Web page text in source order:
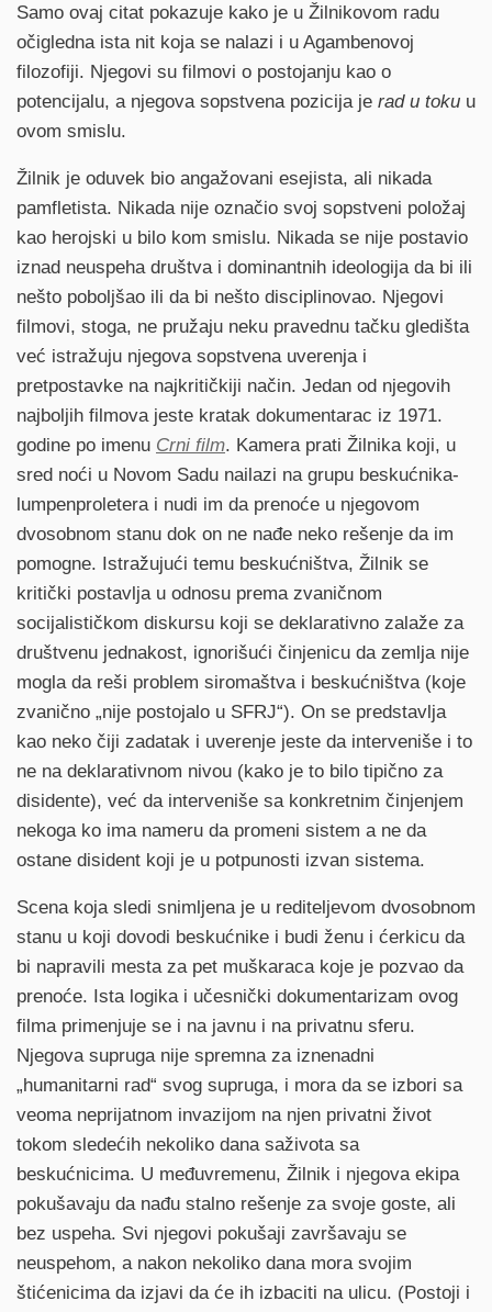
Samo ovaj citat pokazuje kako je u Žilnikovom radu
očigledna ista nit koja se nalazi i u Agambenovoj
filozofiji. Njegovi su filmovi o postojanju kao o
potencijalu, a njegova sopstvena pozicija je rad u toku u
ovom smislu.
Žilnik je oduvek bio angažovani esejista, ali nikada
pamfletista. Nikada nije označio svoj sopstveni položaj
kao herojski u bilo kom smislu. Nikada se nije postavio
iznad neuspeha društva i dominantnih ideologija da bi ili
nešto poboljšao ili da bi nešto disciplinovao. Njegovi
filmovi, stoga, ne pružaju neku pravednu tačku gledišta
već istražuju njegova sopstvena uverenja i
pretpostavke na najkritičkiji način. Jedan od njegovih
najboljih filmova jeste kratak dokumentarac iz 1971.
godine po imenu Crni film. Kamera prati Žilnika koji, u
sred noći u Novom Sadu nailazi na grupu beskućnika-
lumpenproletera i nudi im da prenoće u njegovom
dvosobnom stanu dok on ne nađe neko rešenje da im
pomogne. Istražujući temu beskućništva, Žilnik se
kritički postavlja u odnosu prema zvaničnom
socijalističkom diskursu koji se deklarativno zalaže za
društvenu jednakost, ignorišući činjenicu da zemlja nije
mogla da reši problem siromaštva i beskućništva (koje
zvanično „nije postojalo u SFRJ“). On se predstavlja
kao neko čiji zadatak i uverenje jeste da interveniše i to
ne na deklarativnom nivou (kako je to bilo tipično za
disidente), već da interveniše sa konkretnim činjenjem
nekoga ko ima nameru da promeni sistem a ne da
ostane disident koji je u potpunosti izvan sistema.
Scena koja sledi snimljena je u rediteljevom dvosobnom
stanu u koji dovodi beskućnike i budi ženu i ćerkicu da
bi napravili mesta za pet muškaraca koje je pozvao da
prenoće. Ista logika i učesnički dokumentarizam ovog
filma primenjuje se i na javnu i na privatnu sferu.
Njegova supruga nije spremna za iznenadni
„humanitarni rad“ svog supruga, i mora da se izbori sa
veoma neprijatnom invazijom na njen privatni život
tokom sledećih nekoliko dana saživota sa
beskućnicima. U međuvremenu, Žilnik i njegova ekipa
pokušavaju da nađu stalno rešenje za svoje goste, ali
bez uspeha. Svi njegovi pokušaji završavaju se
neuspehom, a nakon nekoliko dana mora svojim
štićenicima da izjavi da će ih izbaciti na ulicu. (Postoji i